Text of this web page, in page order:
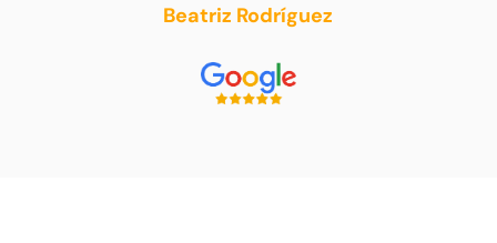
Beatriz Rodríguez